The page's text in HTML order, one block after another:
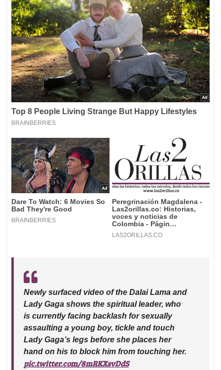
Newly surfaced video of the Dalai Lama and
Lady Gaga shows the spiritual leader, who
is currently facing backlash for sexually
assaulting a young boy, tickle and touch
Lady Gaga’s legs before she places her
hand on his to block him from touching her.
pic.twitter.com/8mRKXsvDdS